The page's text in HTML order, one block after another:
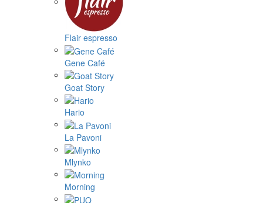
Flair espresso
Gene Café
Goat Story
Hario
La Pavoni
Mlynko
Morning